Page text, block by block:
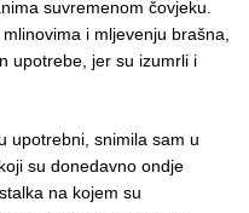
suvremenom čovjeku.
i mljevenju brašna,
upotrebe, jer su izumrli i
upotrebni, snimila sam u
su donedavno ondje
na kojem su